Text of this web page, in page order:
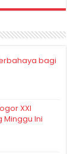
bagi
XXI
Minggu Ini